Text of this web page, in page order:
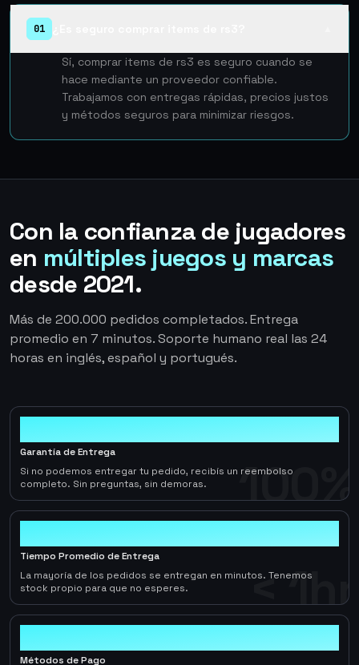
01
Sí, comprar items de rs3 es seguro cuando se
hace mediante un proveedor confiable.
Trabajamos con entregas rápidas, precios justos
y métodos seguros para minimizar riesgos.
Con la confianza de jugadores
en múltiples juegos y marcas
desde 2021.
Más de 200.000 pedidos completados. Entrega
promedio en 7 minutos. Soporte humano real las 24
horas en inglés, español y portugués.
100%
Garantía de Entrega
Si no podemos entregar tu pedido, recibís un reembolso
completo. Sin preguntas, sin demoras.
< 1hr
Tiempo Promedio de Entrega
La mayoría de los pedidos se entregan en minutos. Tenemos
stock propio para que no esperes.
Métodos de Pago